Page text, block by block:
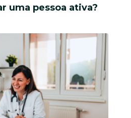
uma pessoa ativa?